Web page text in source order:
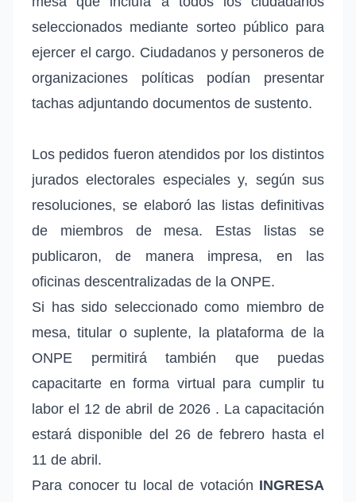
seleccionados mediante sorteo público para
ejercer el cargo. Ciudadanos y personeros de
organizaciones políticas podían presentar
tachas adjuntando documentos de sustento.
Los pedidos fueron atendidos por los distintos
jurados electorales especiales y, según sus
resoluciones, se elaboró las listas definitivas
de miembros de mesa. Estas listas se
publicaron, de manera impresa, en las
oficinas descentralizadas de la ONPE.
Si has sido seleccionado como miembro de
mesa, titular o suplente,
la plataforma de la
ONPE permitirá también que puedas
capacitarte en forma virtual para cumplir tu
labor el 12 de abril de 2026 . La capacitación
estará disponible del 26 de febrero hasta el
11 de abril.
Para conocer tu local de votación INGRESA